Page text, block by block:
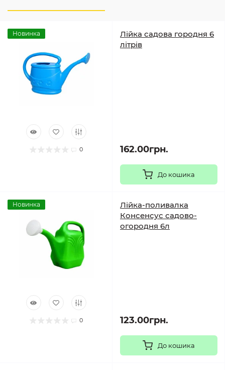
Новинка
0
Лійка садова городня 6
літрів
162.00грн.
До кошика
Новинка
0
Лійка-поливалка
Консенсус садово-
огородня 6л
123.00грн.
До кошика